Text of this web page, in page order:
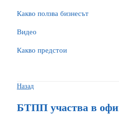
Какво ползва бизнесът
Видео
Какво предстои
Назад
БТПП участва в